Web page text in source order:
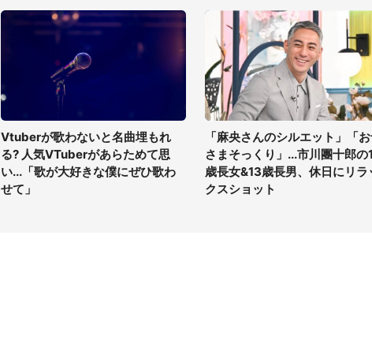
Vtuberが歌わないと名曲埋もれ
る? 人気VTuberがあらためて思
い...「歌が大好きな僕にぜひ歌わ
せて」
「麻央さんのシルエット」「
さまそっくり」...市川團十郎の
歳長女&13歳長男、休日にリラ
クスショット